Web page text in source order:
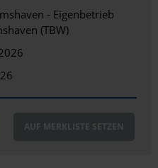
- Eigenbetrieb
(TBW)
AUF MERKLISTE SETZEN